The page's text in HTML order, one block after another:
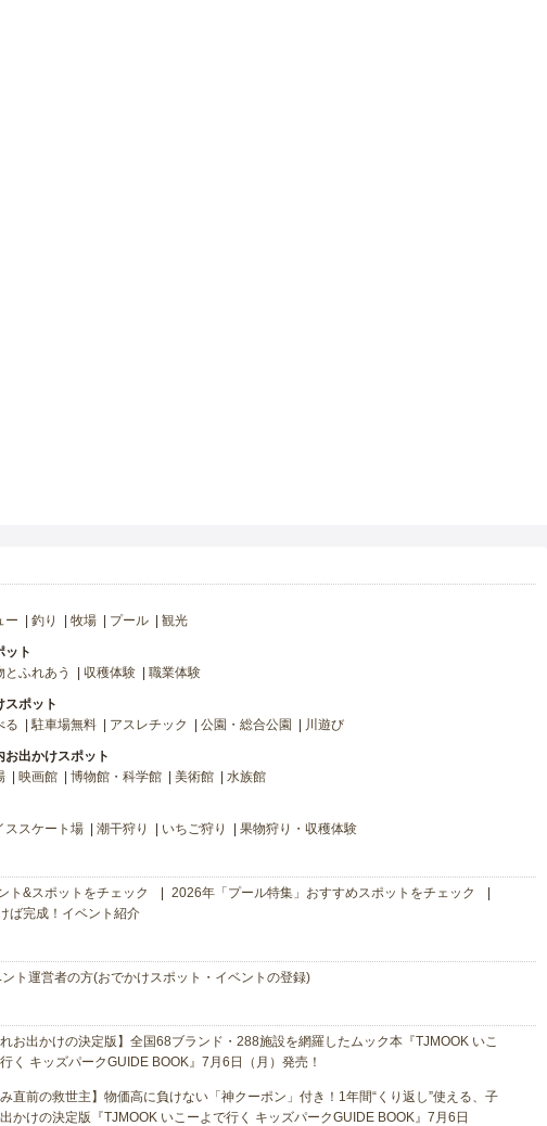
ー 釣り 牧場 プール 観光
ット
とふれあう 収穫体験 職業体験
スポット
る 駐車場無料 アスレチック 公園・総合公園 川遊び
出かけスポット
映画館 博物館・科学館 美術館 水族館
ススケート場 潮干狩り いちご狩り 果物狩り・収穫体験
ト&スポットをチェック
2026年「プール特集」おすすめスポットをチェック
ば完成！イベント紹介
ト運営者の方(おでかけスポット・イベントの登録)
れお出かけの決定版】全国68ブランド・288施設を網羅したムック本『TJMOOK いこ
く キッズパークGUIDE BOOK』7月6日（月）発売！
み直前の救世主】物価高に負けない「神クーポン」付き！1年間“くり返し”使える、子
かけの決定版『TJMOOK いこーよで行く キッズパークGUIDE BOOK』7月6日